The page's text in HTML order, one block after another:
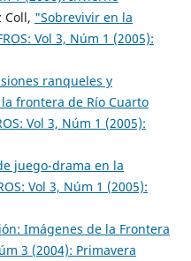
Coll, "Sobrevivir en la
Vol 3, Núm 1 (2005):
ranqueles y
frontera de Río Cuarto
Vol 3, Núm 1 (2005):
juego-drama en la
Vol 3, Núm 1 (2005):
Imágenes de la Frontera
3 (2004): Primavera